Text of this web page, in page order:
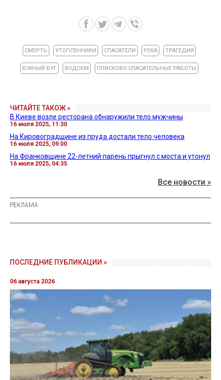
СМЕРТЬ УТОПЛЕННИКИ СПАСАТЕЛИ РЕКА ТРАГЕДИЯ
ЮЖНЫЙ БУГ ВОДОЕМ ПОИСКОВО-СПАСАТЕЛЬНЫЕ РАБОТЫ
ЧИТАЙТЕ ТАКОЖ »
В Киеве возле ресторана обнаружили тело мужчины
16 июля 2025, 11:30
На Кировоградщине из пруда достали тело человека
16 июля 2025, 09:00
На Франковщине 22-летний парень прыгнул с моста и утонул
16 июля 2025, 04:35
Все новости »
ПОСЛЕДНИЕ ПУБЛИКАЦИИ »
06 августа 2026